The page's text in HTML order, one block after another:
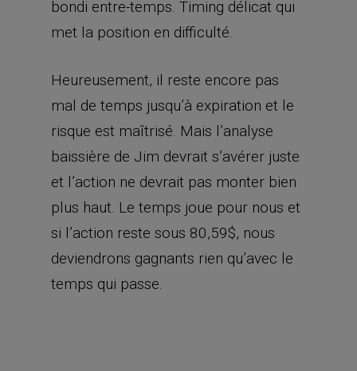
bondi entre-temps. Timing délicat qui
met la position en difficulté.
Heureusement, il reste encore pas
mal de temps jusqu’à expiration et le
risque est maîtrisé. Mais l’analyse
baissière de Jim devrait s’avérer juste
et l’action ne devrait pas monter bien
plus haut. Le temps joue pour nous et
si l’action reste sous 80,59$, nous
deviendrons gagnants rien qu’avec le
temps qui passe.